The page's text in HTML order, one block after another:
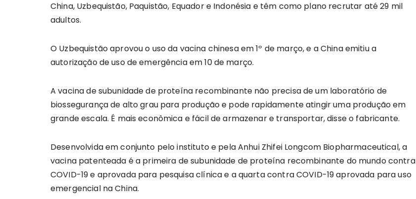
China, Uzbequistão, Paquistão, Equador e Indonésia e têm como plano recrutar até 29 mil
adultos.
O Uzbequistão aprovou o uso da vacina chinesa em 1º de março, e a China emitiu a
autorização de uso de emergência em 10 de março.
A vacina de subunidade de proteína recombinante não precisa de um laboratório de
biossegurança de alto grau para produção e pode rapidamente atingir uma produção em
grande escala. É mais econômica e fácil de armazenar e transportar, disse o fabricante.
Desenvolvida em conjunto pelo instituto e pela Anhui Zhifei Longcom Biopharmaceutical, a
vacina patenteada é a primeira de subunidade de proteína recombinante do mundo contra
COVID-19 e aprovada para pesquisa clínica e a quarta contra COVID-19 aprovada para uso
emergencial na China.